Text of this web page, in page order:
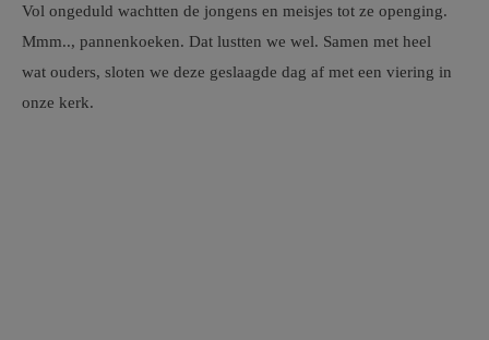
Vol ongeduld wachtten de jongens en meisjes tot ze openging.
Mmm.., pannenkoeken. Dat lustten we wel. Samen met heel
wat ouders, sloten we deze geslaagde dag af met een viering in
onze kerk.